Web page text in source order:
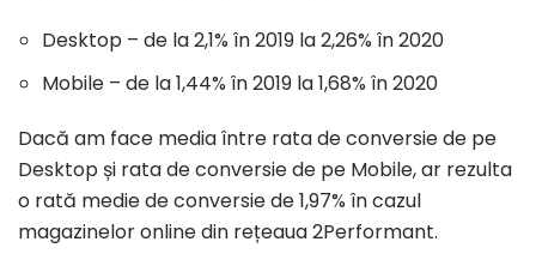
Desktop – de la 2,1% în 2019 la 2,26% în 2020
Mobile – de la 1,44% în 2019 la 1,68% în 2020
Dacă am face media între rata de conversie de pe
Desktop și rata de conversie de pe Mobile, ar rezulta
o rată medie de conversie de 1,97% în cazul
magazinelor online din rețeaua 2Performant.